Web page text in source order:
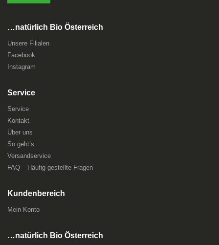
…natürlich Bio Österreich
Unsere Filialen
Facebook
Instagram
Service
Service
Kontakt
Über uns
So geht’s
Versandservice
FAQ – Häufig gestellte Fragen
Kundenbereich
Mein Konto
…natürlich Bio Österreich